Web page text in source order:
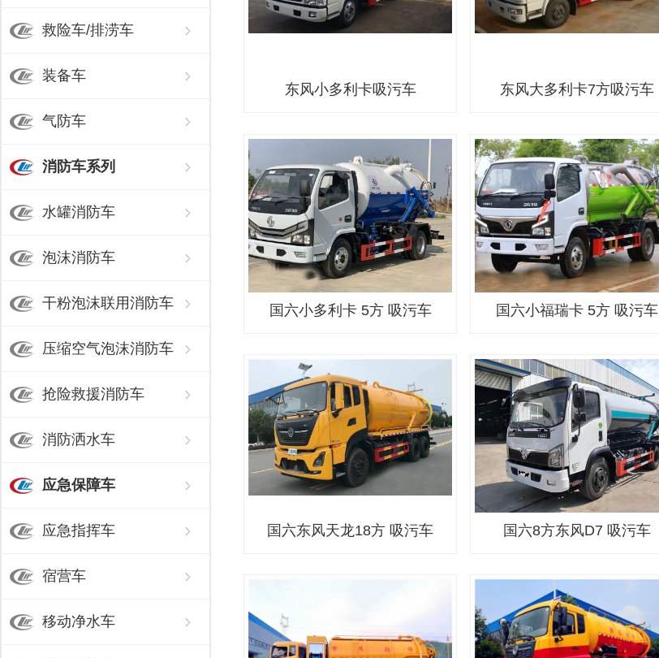
救险车/排涝车
装备车
气防车
消防车系列
水罐消防车
泡沫消防车
干粉泡沫联用消防车
压缩空气泡沫消防车
抢险救援消防车
消防洒水车
应急保障车
应急指挥车
宿营车
移动净水车
东风小多利卡吸污车 东风大多利卡7方吸污车
国六小多利卡 5方 吸污车 国六小福瑞卡 5方 吸污车
国六东风天龙18方 吸污车 国六8方东风D7 吸污车